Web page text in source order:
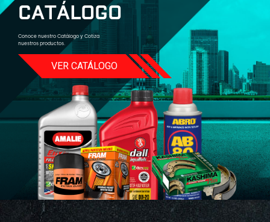
CATÁLOGO
Conoce nuestro Catálogo y Cotiza
nuestros productos.
VER CATÁLOGO